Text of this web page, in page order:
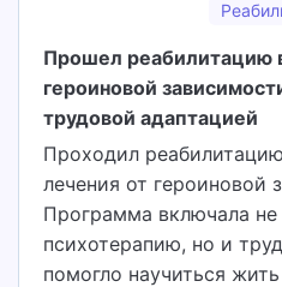
Прошел реабилитацию
героиновой
трудовой адаптацией
Проходил
лечения от героиновой
Программа включала не
психотерапию, но и
помогло научиться